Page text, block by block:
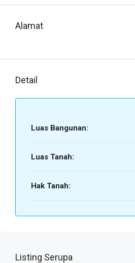
Alamat
Detail
Luas Bangunan:
Luas Tanah:
Hak Tanah:
Listing Serupa